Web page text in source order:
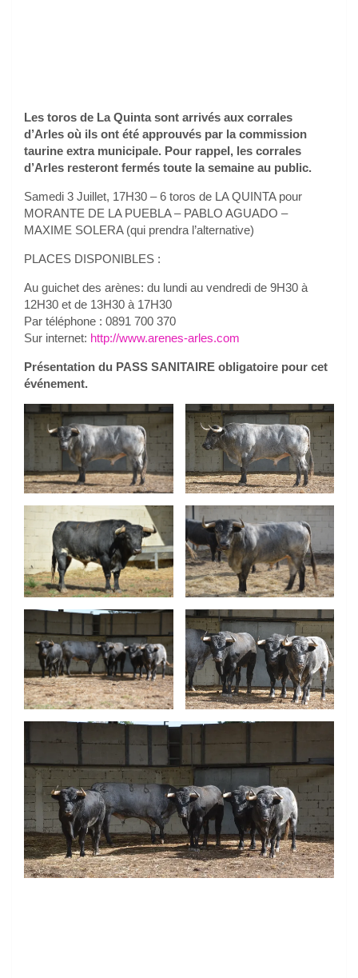
Les toros de La Quinta sont arrivés aux corrales
d’Arles où ils ont été approuvés par la commission
taurine extra municipale. Pour rappel, les corrales
d’Arles resteront fermés toute la semaine au public.
Samedi 3 Juillet, 17H30 – 6 toros de LA QUINTA pour
MORANTE DE LA PUEBLA – PABLO AGUADO –
MAXIME SOLERA (qui prendra l’alternative)
PLACES DISPONIBLES :
Au guichet des arènes: du lundi au vendredi de 9H30 à
12H30 et de 13H30 à 17H30
Par téléphone : 0891 700 370
Sur internet: http://www.arenes-arles.com
Présentation du PASS SANITAIRE obligatoire pour cet
événement.